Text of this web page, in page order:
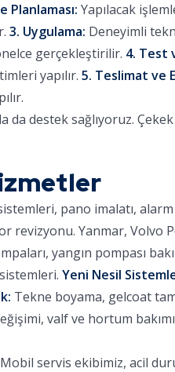
Planlaması: Yapılacak
3. Uygulama: Deneyimli
gerçekleştirilir. 4. Test
yapılır. 5. Teslimat ve
destek sağlıyoruz.
pano imalatı,
revizyonu. Yanmar, Volvo
yangın pompası
Yeni Nesil
Tekne boyama, gelcoat
valf ve hortum
servis ekibimiz, acil